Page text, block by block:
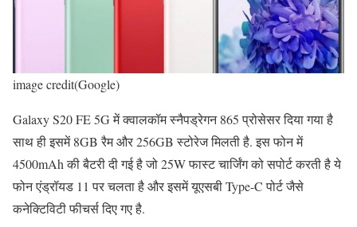
image credit(Google)
Galaxy S20 FE 5G में क्वालकॉम स्नैपड्रेगन 865 प्रोसेसर दिया गया है
साथ ही इसमें 8GB रैम और 256GB स्टोरेज मिलती है. इस फोन में
4500mAh की बैटरी दी गई है जो 25W फास्ट चार्जिंग को सपोर्ट करती है ये
फोन एंड्रॉयड 11 पर चलता है और इसमें यूएसबी Type-C पोर्ट जैसे
कनेक्टिविटी फीचर्स दिए गए है.